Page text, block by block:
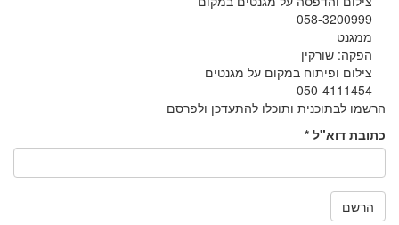
058-3200999
ממגנט
הפקה: שורקין
צילום ופיתוח במקום על מגנטים
050-4111454
הרשמו לבתוכנית ותוכלו להתעדכן ולפרסם
כתובת דוא"ל *
הרשם